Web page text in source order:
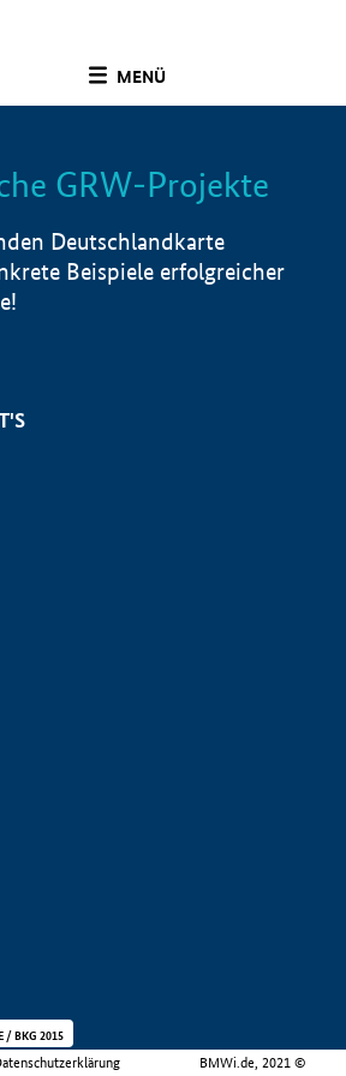
MENÜ
Info
GRW-Projekte
Deutschlandkarte
Beispiele erfolgreicher
BMWi.de, 2021 ©
/ BKG 2015